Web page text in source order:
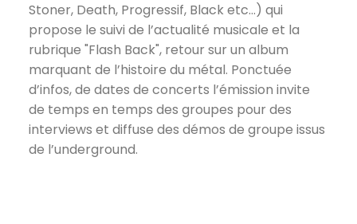
Stoner, Death, Progressif, Black etc...) qui
propose le suivi de l’actualité musicale et la
rubrique "Flash Back", retour sur un album
marquant de l’histoire du métal. Ponctuée
d’infos, de dates de concerts l’émission invite
de temps en temps des groupes pour des
interviews et diffuse des démos de groupe issus
de l’underground.